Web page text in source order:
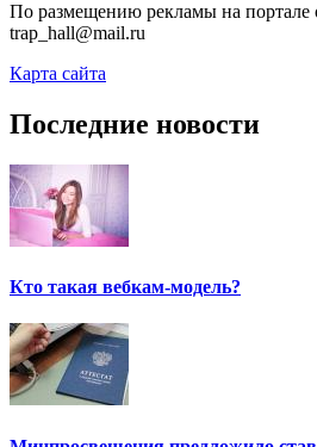
По размещению рекламы на портале
trap_hall@mail.ru
Карта сайта
Последние новости
Кто такая вебкам-модель?